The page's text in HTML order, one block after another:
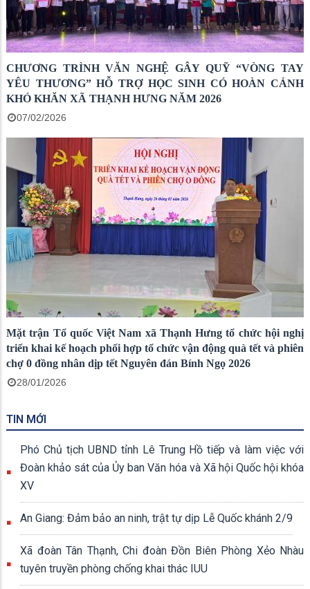
CHƯƠNG TRÌNH VĂN NGHỆ GÂY QUỸ “VÒNG TAY
YÊU THƯƠNG” HỖ TRỢ HỌC SINH CÓ HOÀN CẢNH
KHÓ KHĂN XÃ THẠNH HƯNG NĂM 2026
07/02/2026
Mặt trận Tổ quốc Việt Nam xã Thạnh Hưng tổ chức hội nghị
triển khai kế hoạch phối hợp tổ chức vận động quà tết và phiên
chợ 0 đồng nhân dịp tết Nguyên đán Bính Ngọ 2026
28/01/2026
TIN MỚI
Phó Chủ tịch UBND tỉnh Lê Trung Hồ tiếp và làm việc với
Đoàn khảo sát của Ủy ban Văn hóa và Xã hội Quốc hội khóa
XV
An Giang: Đảm bảo an ninh, trật tự dịp Lễ Quốc khánh 2/9
Xã đoàn Tân Thạnh, Chi đoàn Đồn Biên Phòng Xẻo Nhàu
tuyên truyền phòng chống khai thác IUU